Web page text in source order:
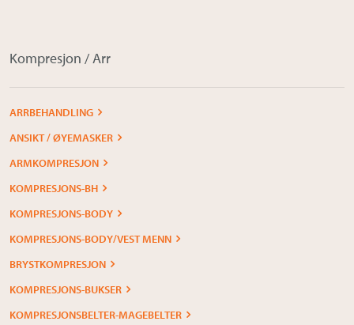
Kompresjon / Arr
ARRBEHANDLING
ANSIKT / ØYEMASKER
ARMKOMPRESJON
KOMPRESJONS-BH
KOMPRESJONS-BODY
KOMPRESJONS-BODY/VEST MENN
BRYSTKOMPRESJON
KOMPRESJONS-BUKSER
KOMPRESJONSBELTER-MAGEBELTER